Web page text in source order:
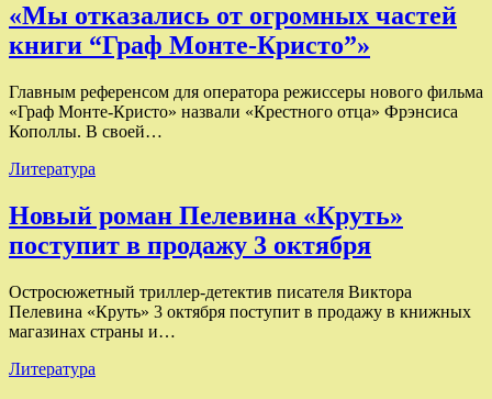
«Мы отказались от огромных частей
книги “Граф Монте-Кристо”»
Главным референсом для оператора режиссеры нового фильма
«Граф Монте-Кристо» назвали «Крестного отца» Фрэнсиса
Кополлы. В своей…
Литература
Новый роман Пелевина «Круть»
поступит в продажу 3 октября
Остросюжетный триллер-детектив писателя Виктора
Пелевина «Круть» 3 октября поступит в продажу в книжных
магазинах страны и…
Литература